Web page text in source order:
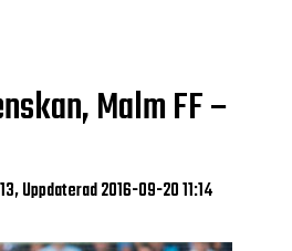
Malm FF –
Uppdaterad 2016-09-20 11:14